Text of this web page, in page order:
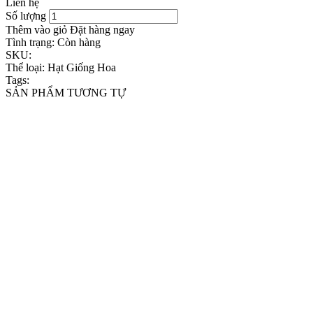
Số lượng
Thêm vào giỏ Đặt hàng ngay
Tình trạng: Còn hàng
SKU:
Thể loại: Hạt Giống Hoa
Tags:
SẢN PHẨM TƯƠNG TỰ